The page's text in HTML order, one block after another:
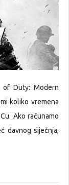
of Duty: Modern
koliko vremena
Ako računamo
davnog siječnja,